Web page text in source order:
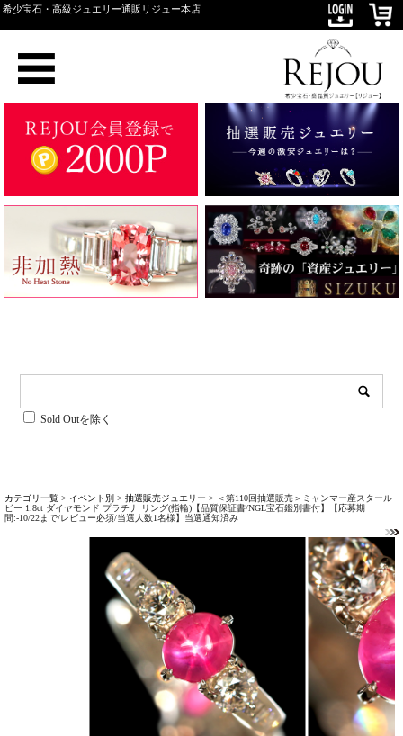
希少宝石・高級ジュエリー通販リジュー本店
Sold Outを除く
カテゴリ一覧 > イベント別 > 抽選販売ジュエリー > ＜第110回抽選販売＞ミャンマー産スタール
ビー 1.8ct ダイヤモンド プラチナ リング(指輪)【品質保証書/NGL宝石鑑別書付】【応募期
間:-10/22まで/レビュー必須/当選人数1名様】当選通知済み